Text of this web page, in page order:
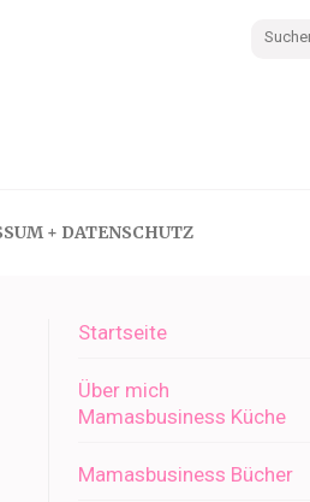
+ DATENSCHUTZ
Startseite
Über mich
Mamasbusiness Küche
Mamasbusiness Bücher